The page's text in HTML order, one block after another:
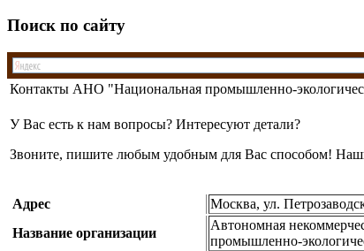
Поиск по сайту
Контакты АНО "Национальная промышленно-
У Вас есть к нам вопросы? Интересуют детали?
Звоните, пишите любым удобным для Вас способом!
Адрес
Москва, ул.
Название организации
Автономная
промышленно-